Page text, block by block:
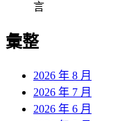
言
彙整
2026 年 8 月
2026 年 7 月
2026 年 6 月